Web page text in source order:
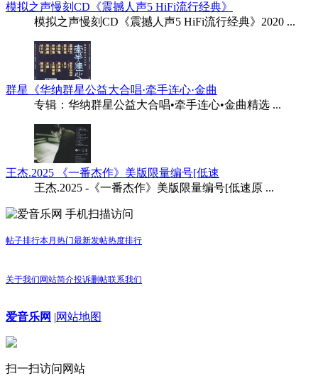
模拟之声慢刻CD《震撼人声5 HiFi流行经典》
模拟之声慢刻CD《震撼人声5 HiFi流行经典》2020 ...
群星《华纳群星公益大合唱·牵手连心·金曲
专辑：华纳群星公益大合唱•牵手连心•金曲精选 ...
王杰.2025 《一番杰作》美版限量编号[低速
王杰.2025 -《一番杰作》美版限量编号[低速原 ...
手机扫描访问
帖子排行本月热门最新发帖热度排行
关于我们 网站简介投诉删帖联系我们
爱音乐网 |网站地图
扫一扫访问网站